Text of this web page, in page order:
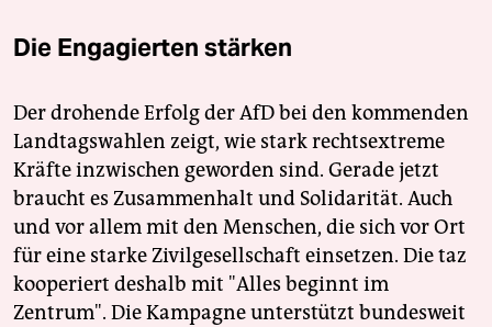
Die Engagierten stärken
Der drohende Erfolg der AfD bei den kommenden
Landtagswahlen zeigt, wie stark rechtsextreme
Kräfte inzwischen geworden sind. Gerade jetzt
braucht es Zusammenhalt und Solidarität. Auch
und vor allem mit den Menschen, die sich vor Ort
für eine starke Zivilgesellschaft einsetzen. Die taz
kooperiert deshalb mit "Alles beginnt im
Zentrum". Die Kampagne unterstützt bundesweit